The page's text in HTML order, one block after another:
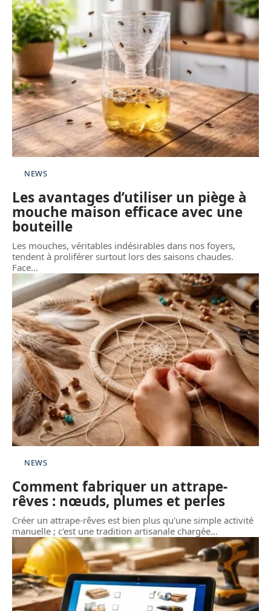
NEWS
Les avantages d’utiliser un piège à
mouche maison efficace avec une
bouteille
Les mouches, véritables indésirables dans nos foyers,
tendent à proliférer surtout lors des saisons chaudes.
Face…
NEWS
Comment fabriquer un attrape-
rêves : nœuds, plumes et perles
Créer un attrape-rêves est bien plus qu'une simple activité
manuelle ; c'est une tradition artisanale chargée…